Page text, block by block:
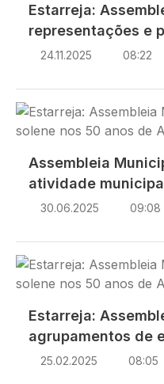
Estarreja:
representações e
24.11.2025 08:22
Imagem
Assembleia
atividade
30.06.2025 09:08
Imagem
Estarreja:
agrupamentos de
25.02.2025 08:05